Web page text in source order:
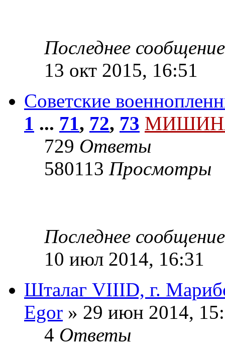
Последнее
13 окт 2015, 16:51
Советские
1 ... 71, 72, 73
729 Ответы
580113 Просмотры
Последнее
10 июл 2014, 16:31
Шталаг VIIID, г.
Egor » 29 июн 2014,
4 Ответы